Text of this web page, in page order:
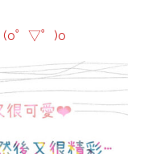
(o゜▽゜)o